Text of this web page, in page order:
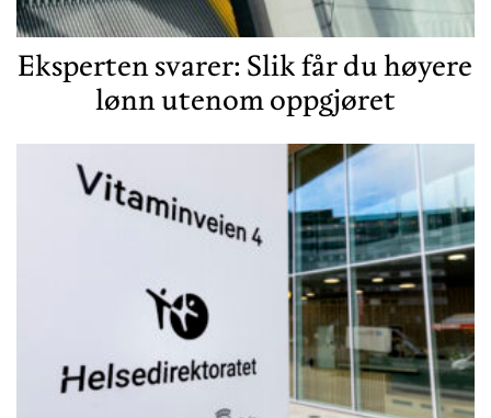
Eksperten svarer: Slik får du høyere
lønn utenom oppgjøret